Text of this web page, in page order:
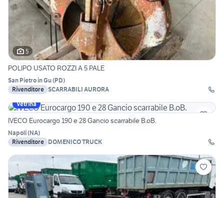
5
POLIPO USATO ROZZI A 5 PALE
San Pietro in Gu(PD)
Rivenditore SCARRABILI AURORA
Vetrina
IVECO Eurocargo 190 e 28 Gancio scarrabile B.oB.
Napoli(NA)
Rivenditore DOMENICO TRUCK